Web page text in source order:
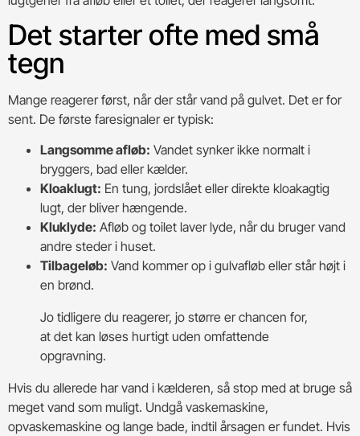
Det starter ofte med små
tegn
Mange reagerer først, når der står vand på gulvet. Det er for
sent. De første faresignaler er typisk:
Langsomme afløb: Vandet synker ikke normalt i
bryggers, bad eller kælder.
Kloaklugt: En tung, jordslået eller direkte kloakagtig
lugt, der bliver hængende.
Kluklyde: Afløb og toilet laver lyde, når du bruger vand
andre steder i huset.
Tilbageløb: Vand kommer op i gulvafløb eller står højt i
en brønd.
Jo tidligere du reagerer, jo større er chancen for,
at det kan løses hurtigt uden omfattende
opgravning.
Hvis du allerede har vand i kælderen, så stop med at bruge så
meget vand som muligt. Undgå vaskemaskine,
opvaskemaskine og lange bade, indtil årsagen er fundet. Hvis